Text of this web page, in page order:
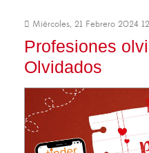
Miércoles, 21 Febrero 2024
Profesiones
Olvidados